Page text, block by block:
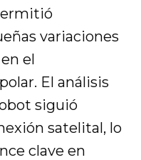
variaciones
el
El análisis
siguió
satelital, lo
clave en